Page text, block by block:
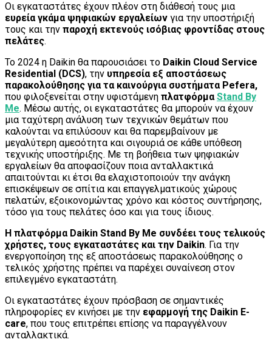
Οι εγκαταστάτες έχουν πλέον στη διάθεσή τους μια
ευρεία γκάμα ψηφιακών εργαλείων για την υποστήριξή
τους και την παροχή εκτενούς ισόβιας φροντίδας στους
πελάτες.
Το 2024 η Daikin θα παρουσιάσει το Daikin Cloud Service
Residential (DCS), την υπηρεσία εξ αποστάσεως
παρακολούθησης για τα καινούργια συστήματα Pefera,
που φιλοξενείται στην υφιστάμενη πλατφόρμαStand By
Me. Μέσω αυτής, οι εγκαταστάτες θα μπορούν να έχουν
μια ταχύτερη ανάλυση των τεχνικών θεμάτων που
καλούνται να επιλύσουν και θα παρεμβαίνουν με
μεγαλύτερη αμεσότητα και σιγουριά σε κάθε υπόθεση
τεχνικής υποστήριξης. Με τη βοήθεια των ψηφιακών
εργαλείων θα αποφασίζουν ποια ανταλλακτικά
απαιτούνται κι έτσι θα ελαχιστοποιούν την ανάγκη
επισκέψεων σε σπίτια και επαγγελματικούς χώρους
πελατών, εξοικονομώντας χρόνο και κόστος συντήρησης,
τόσο για τους πελάτες όσο και για τους ίδιους.
Η πλατφόρμα Daikin Stand By Me συνδέει τους τελικούς
χρήστες, τους εγκαταστάτες και την Daikin. Για την
ενεργοποίηση της εξ αποστάσεως παρακολούθησης ο
τελικός χρήστης πρέπει να παρέχει συναίνεση στον
επιλεγμένο εγκαταστάτη.
Οι εγκαταστάτες έχουν πρόσβαση σε σημαντικές
πληροφορίες εν κινήσει με την εφαρμογή της Daikin E-
care, που τους επιτρέπει επίσης να παραγγέλνουν
ανταλλακτικά.